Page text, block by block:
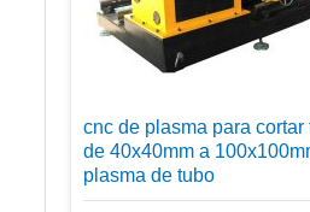
cnc de plasma para
de 40x40mm a
plasma de tubo